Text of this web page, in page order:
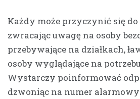
Każdy może przyczynić się do
zwracając uwagę na osoby
przebywające na działkach,
osoby wyglądające na
Wystarczy poinformować
dzwoniąc na numer alarmowy